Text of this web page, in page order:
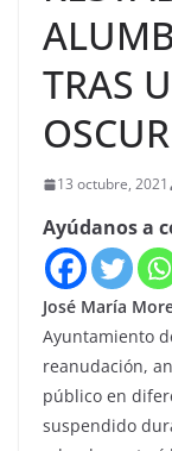
TRAS
13 octubre, 2021
Ayúdanos a
José María
Ayuntamiento
reanudación,
público en
suspendido